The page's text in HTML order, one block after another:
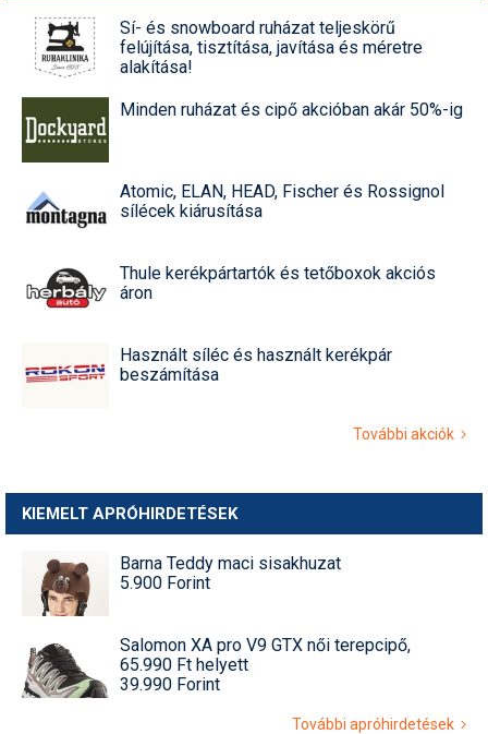
Sí- és snowboard ruházat teljeskörű
felújítása, tisztítása, javítása és méretre
alakítása!
Minden ruházat és cipő akcióban akár 50%-ig
Atomic, ELAN, HEAD, Fischer és Rossignol
sílécek kiárusítása
Thule kerékpártartók és tetőboxok akciós
áron
Használt síléc és használt kerékpár
beszámítása
További akciók
KIEMELT APRÓHIRDETÉSEK
Barna Teddy maci sisakhuzat
5.900 Forint
Salomon XA pro V9 GTX női terepcipő,
65.990 Ft helyett
39.990 Forint
További apróhirdetések